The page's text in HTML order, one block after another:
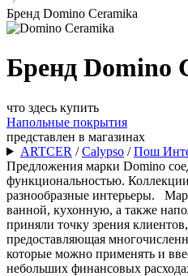
Бренд Domino Ceramika
Бренд Domino
что здесь купить
Напольные покрытия
представлен в магазинах
ARTCER /Calypso/Пош
Предложения марки Domino
функциональностью.
разнообразные интерьеры.
ванной, кухонную, а также
приняли точку зрения
предоставляющая
которые можно применять и
небольших финансовых